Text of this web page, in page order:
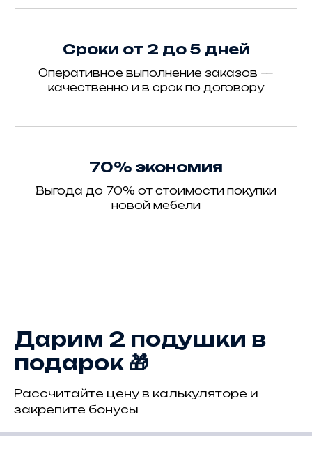
Сроки от 2 до 5 дней
Оперативное выполнение заказов —
качественно и в срок по договору
70% экономия
Выгода до 70% от стоимости покупки
новой мебели
Дарим 2 подушки в
подарок 🎁
Рассчитайте цену в калькуляторе и
закрепите бонусы